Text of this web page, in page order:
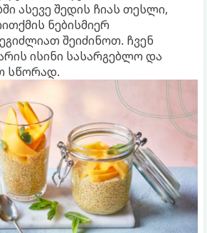
ასევე შედის ჩიას თესლი,
ნებისმიერ
შეიძინოთ. ჩვენ
ისინი სასარგებლო და
სწორად.